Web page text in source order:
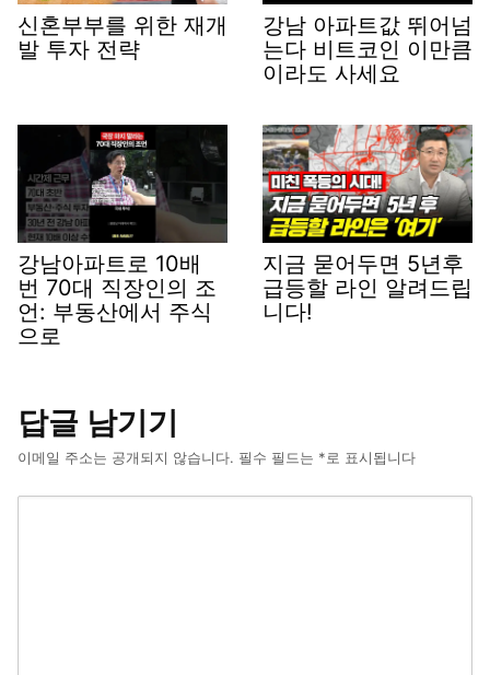
신혼부부를 위한 재개
발 투자 전략
강남 아파트값 뛰어넘
는다 비트코인 이만큼
이라도 사세요
강남아파트로 10배
번 70대 직장인의 조
언: 부동산에서 주식
으로
지금 묻어두면 5년후
급등할 라인 알려드립
니다!
답글 남기기
이메일 주소는 공개되지 않습니다. 필수 필드는 *로 표시됩니다